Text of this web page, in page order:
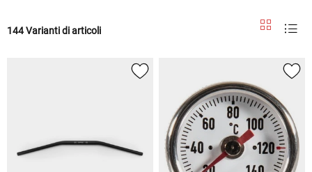
144 Varianti di articoli